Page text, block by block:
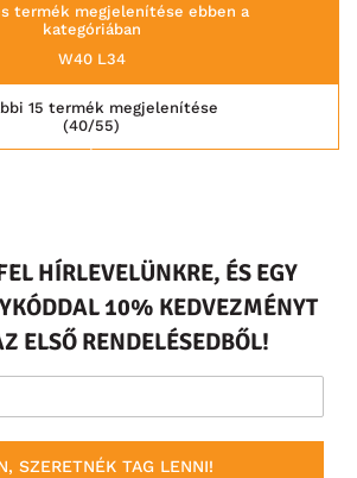
termék megjelenítése ebben a
kategóriában
W40 L34
(40/55)
15 termék megjelenítése
HÍRLEVELÜNKRE, ÉS EGY
10% KEDVEZMÉNYT
ELSŐ RENDELÉSEDBŐL!
SZERETNÉK TAG LENNI!